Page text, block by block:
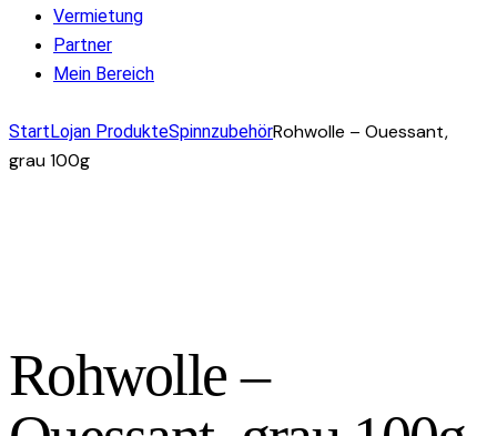
Vermietung
Partner
Mein Bereich
facebook-
1
instagram
mail-
empty
StartLojan ProdukteSpinnzubehörRohwolle – Ouessant,
grau 100g
Rohwolle –